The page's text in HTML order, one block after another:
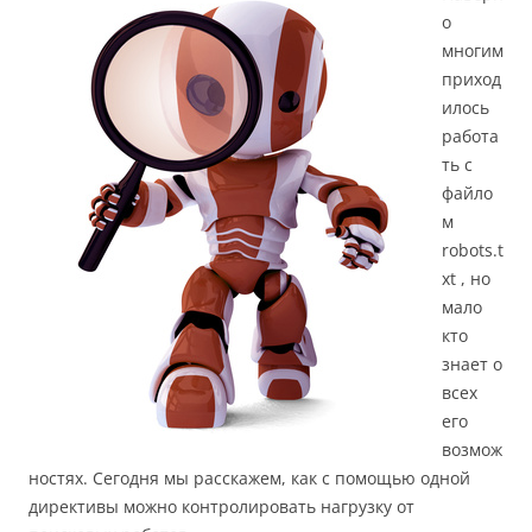
о
многим
приход
илось
работа
ть с
файло
м
robots.t
xt , но
мало
кто
знает о
всех
его
возмож
ностях. Сегодня мы расскажем, как с помощью одной
директивы можно контролировать нагрузку от